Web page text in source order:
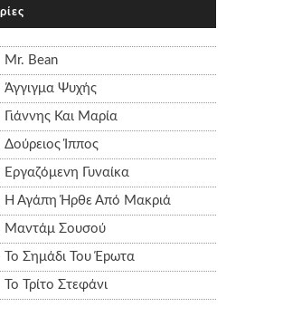
Mr. Bean
Άγγιγμα Ψυχής
Γιάννης Και Μαρία
Δούρειος Ίππος
Εργαζόμενη Γυναίκα
Η Αγάπη Ήρθε Από Μακριά
Μαντάμ Σουσού
Το Σημάδι Του Έpωτα
Το Τρίτο Στεφάνι